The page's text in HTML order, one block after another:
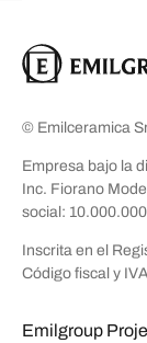
© Emilceramica
Empresa bajo la
Inc. Fiorano
social:
Inscrita en el
Código fiscal y
Emilgroup